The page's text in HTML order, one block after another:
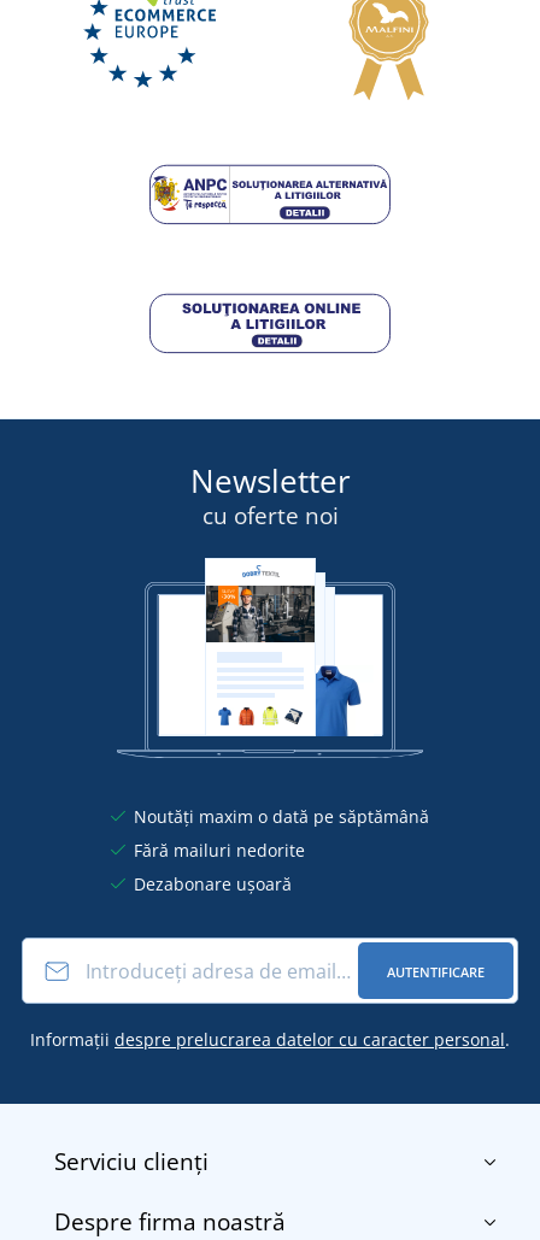
Newsletter
cu oferte noi
Noutăți maxim o dată pe săptămână
Fără mailuri nedorite
Dezabonare ușoară
AUTENTIFICARE
Informații despre prelucrarea datelor cu caracter personal.
Serviciu clienți
Contact
Despre firma noastră